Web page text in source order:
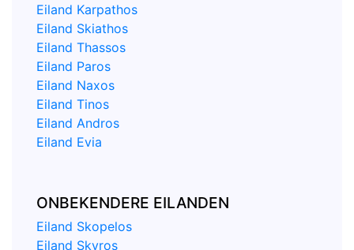
Eiland Karpathos
Eiland Skiathos
Eiland Thassos
Eiland Paros
Eiland Naxos
Eiland Tinos
Eiland Andros
Eiland Evia
ONBEKENDERE EILANDEN
Eiland Skopelos
Eiland Skyros